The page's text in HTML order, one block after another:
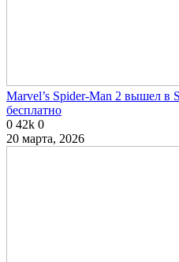
Marvel’s Spider-Man 2 вышел в
бесплатно
0 42k 0
20 марта, 2026